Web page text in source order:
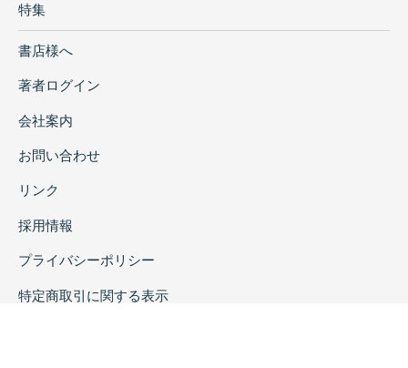
特集
書店様へ
著者ログイン
会社案内
お問い合わせ
リンク
採用情報
プライバシーポリシー
特定商取引に関する表示